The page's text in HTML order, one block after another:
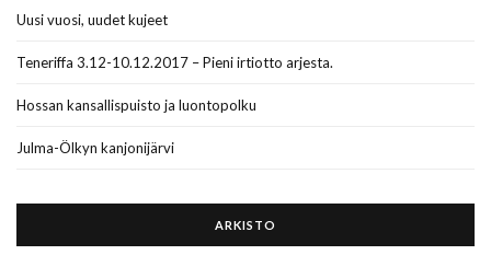
Uusi vuosi, uudet kujeet
Teneriffa 3.12-10.12.2017 – Pieni irtiotto arjesta.
Hossan kansallispuisto ja luontopolku
Julma-Ölkyn kanjonijärvi
ARKISTO